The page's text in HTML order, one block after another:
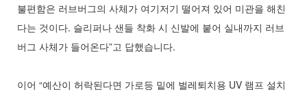
불편함은 러브버그의 사체가 여기저기 떨어져 있어 미관을 해친
다는 것이다. 슬리퍼나 샌들 착화 시 신발에 붙어 실내까지 러브
버그 사체가 들어온다”고 답했습니다.
이어 “예산이 허락된다면 가로등 밑에 벌레퇴치용 UV 램프 설치